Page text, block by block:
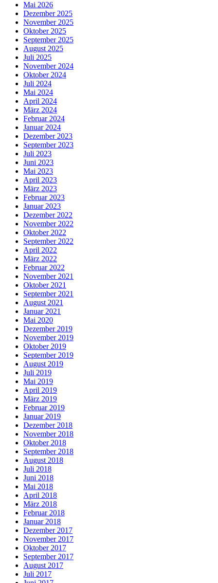
Mai 2026
Dezember 2025
November 2025
Oktober 2025
September 2025
August 2025
Juli 2025
November 2024
Oktober 2024
Juli 2024
Mai 2024
April 2024
März 2024
Februar 2024
Januar 2024
Dezember 2023
September 2023
Juli 2023
Juni 2023
Mai 2023
April 2023
März 2023
Februar 2023
Januar 2023
Dezember 2022
November 2022
Oktober 2022
September 2022
April 2022
März 2022
Februar 2022
November 2021
Oktober 2021
September 2021
August 2021
Januar 2021
Mai 2020
Dezember 2019
November 2019
Oktober 2019
September 2019
August 2019
Juli 2019
Mai 2019
April 2019
März 2019
Februar 2019
Januar 2019
Dezember 2018
November 2018
Oktober 2018
September 2018
August 2018
Juli 2018
Juni 2018
Mai 2018
April 2018
März 2018
Februar 2018
Januar 2018
Dezember 2017
November 2017
Oktober 2017
September 2017
August 2017
Juli 2017